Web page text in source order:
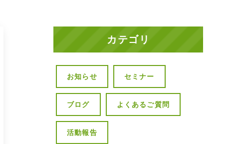
カテゴリ
お知らせ セミナー
ブログ よくあるご質問
活動報告